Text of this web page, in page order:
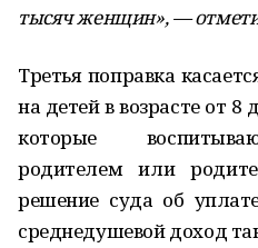
тысяч женщин», —
Третья поправка
на детей в возрасте от
которые
родителем или
решение суда об
среднедушевой доход